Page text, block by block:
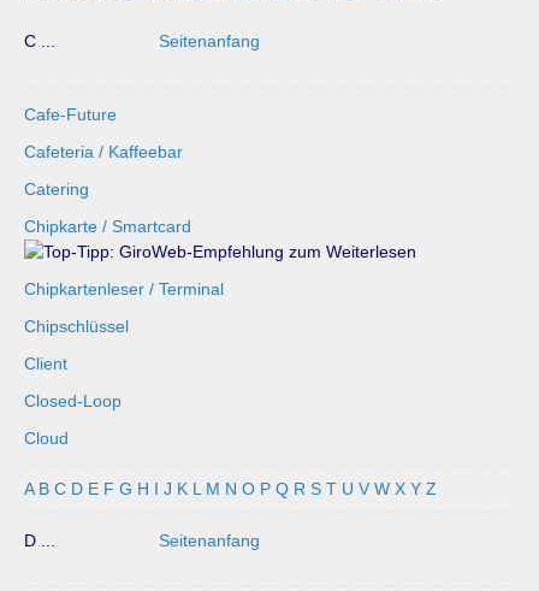
C ... Seitenanfang
Cafe-Future
Cafeteria / Kaffeebar
Catering
Chipkarte / Smartcard
Chipkartenleser / Terminal
Chipschlüssel
Client
Closed-Loop
Cloud
A B C D E F G H I J K L M N O P Q R S T U V W X Y Z
D ... Seitenanfang